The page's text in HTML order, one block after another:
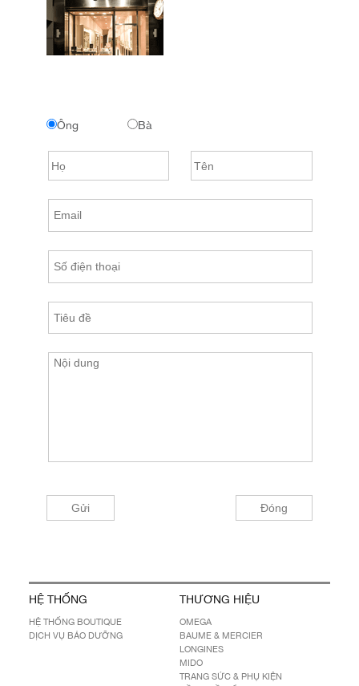
Ông Bà
HỆ THỐNG
HỆ THỐNG BOUTIQUE
DỊCH VỤ BẢO DƯỠNG
THƯƠNG HIỆU
OMEGA
BAUME & MERCIER
LONGINES
MIDO
TRANG SỨC & PHỤ KIỆN